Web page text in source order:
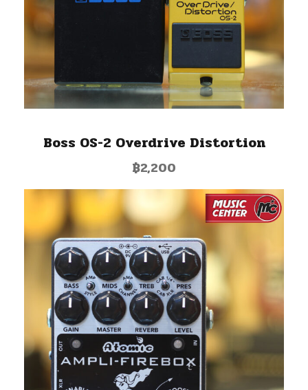
Boss OS-2 Overdrive Distortion
฿2,200